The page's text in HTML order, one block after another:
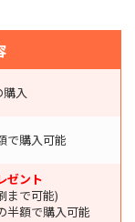
購入
で購入可能
ゼント
まで可能)
半額で購入可能